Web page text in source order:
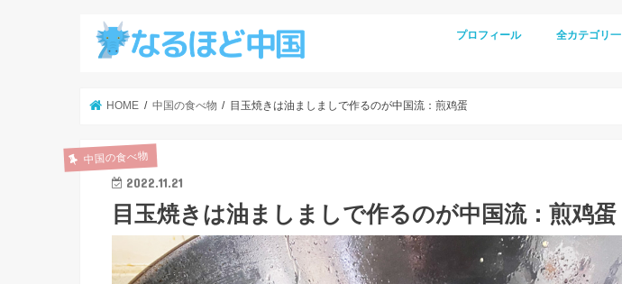
プロフィール 全カテゴリ一
HOME 中国の食べ物 目玉焼きは油ましましで作るのが中国流：煎鸡蛋
中国の食べ物
2022.11.21
目玉焼きは油ましましで作るのが中国流：煎鸡蛋